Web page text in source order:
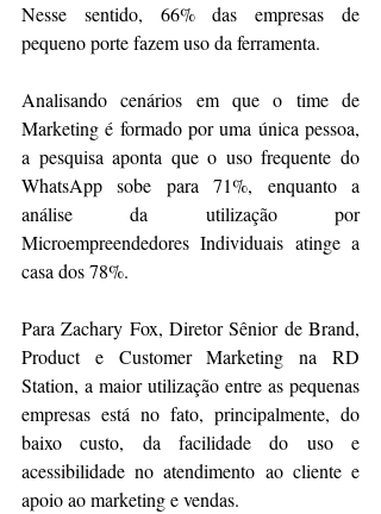
Nesse sentido, 66% das empresas de
pequeno porte fazem uso da ferramenta.
Analisando cenários em que o time de
Marketing é formado por uma única pessoa,
a pesquisa aponta que o uso frequente do
WhatsApp sobe para 71%, enquanto a
análise da utilização por
Microempreendedores Individuais atinge a
casa dos 78%.
Para Zachary Fox, Diretor Sênior de Brand,
Product e Customer Marketing na RD
Station, a maior utilização entre as pequenas
empresas está no fato, principalmente, do
baixo custo, da facilidade do uso e
acessibilidade no atendimento ao cliente e
apoio ao marketing e vendas.